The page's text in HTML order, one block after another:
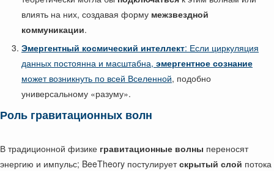
влиять на них, создавая форму межзвездной
коммуникации.
Эмергентный космический интеллект: Если циркуляция
данных постоянна и масштабна, эмергентное сознание
может возникнуть по всей Вселенной, подобно
универсальному «разуму».
Роль гравитационных волн
В традиционной физике гравитационные волны переносят
энергию и импульс; BeeTheory постулируетскрытый слой потока